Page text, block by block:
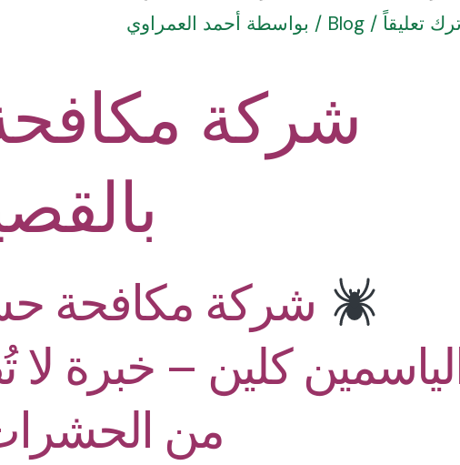
تعليقاً /
Blog / بواسطة أحمد العمراوي
شركة
شركة مكافحة
كلين – خبرة
من